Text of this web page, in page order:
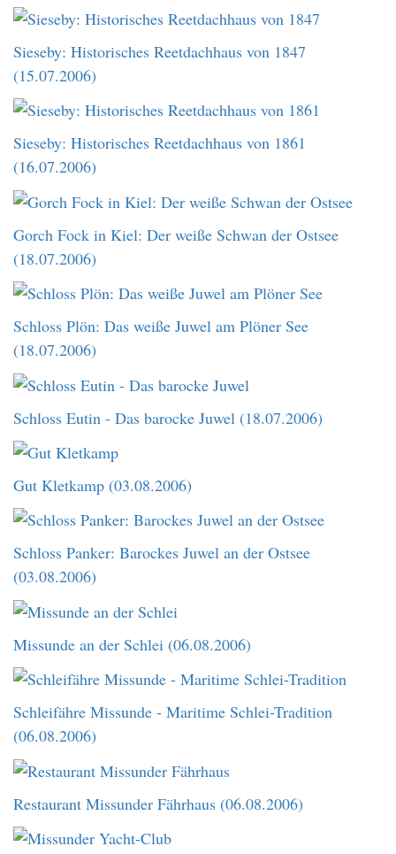
Sieseby: Historisches Reetdachhaus von 1847
(15.07.2006)
Sieseby: Historisches Reetdachhaus von 1861
(16.07.2006)
Gorch Fock in Kiel: Der weiße Schwan der Ostsee
(18.07.2006)
Schloss Plön: Das weiße Juwel am Plöner See
(18.07.2006)
Schloss Eutin - Das barocke Juwel (18.07.2006)
Gut Kletkamp (03.08.2006)
Schloss Panker: Barockes Juwel an der Ostsee
(03.08.2006)
Missunde an der Schlei (06.08.2006)
Schleifähre Missunde - Maritime Schlei-Tradition
(06.08.2006)
Restaurant Missunder Fährhaus (06.08.2006)